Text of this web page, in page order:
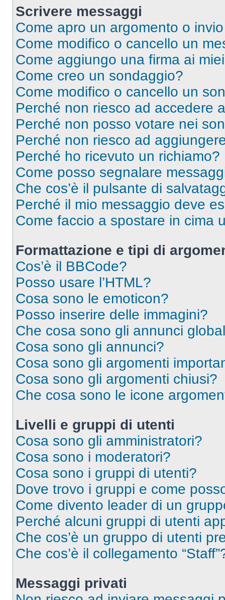
Scrivere messaggi
Come apro un argomento o
Come modifico o cancello un
Come aggiungo una firma ai
Come creo un sondaggio?
Come modifico o cancello un
Perché non riesco ad accedere
Perché non posso votare nei
Perché non riesco ad
Perché ho ricevuto un richiamo?
Come posso segnalare
Che cos’è il pulsante di
Perché il mio messaggio deve
Come faccio a spostare in cima
Formattazione e tipi di
Cos’è il BBCode?
Posso usare l’HTML?
Cosa sono le emoticon?
Posso inserire delle immagini?
Che cosa sono gli annunci
Cosa sono gli annunci?
Cosa sono gli argomenti
Cosa sono gli argomenti chiusi?
Che cosa sono le icone
Livelli e gruppi di utenti
Cosa sono gli amministratori?
Cosa sono i moderatori?
Cosa sono i gruppi di utenti?
Dove trovo i gruppi e come
Come divento leader di un
Perché alcuni gruppi di utenti
Che cos’è un gruppo di utenti
Che cos’è il collegamento
Messaggi privati